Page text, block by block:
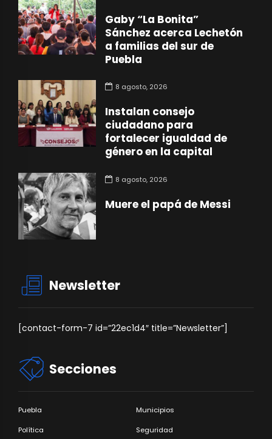
Gaby “La Bonita”
Sánchez acerca Lechetón
a familias del sur de
Puebla
8 agosto, 2026
Instalan consejo
ciudadano para
fortalecer igualdad de
género en la capital
8 agosto, 2026
Muere el papá de Messi
Newsletter
[contact-form-7 id=”22ec1d4″ title=”Newsletter”]
Secciones
Puebla Municipios
Política Seguridad